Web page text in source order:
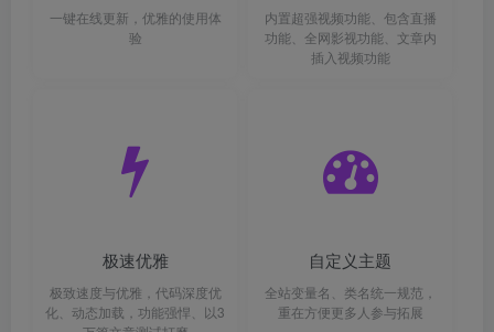
一键在线更新，优雅的使用体
验
内置超强视频功能、包含直播
功能、全网影视功能、文章内
插入视频功能
极速优雅
极致速度与优雅，代码深度优
化、动态加载，功能强悍、以3
自定义主题
全站变量名、类名统一规范，
重在方便更多人参与拓展